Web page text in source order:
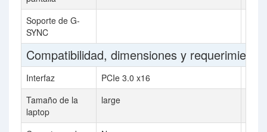
Soporte de G-
SYNC
Compatibilidad, dimensiones y
Interfaz PCIe 3.0 x16
Tamaño de la
laptop
large